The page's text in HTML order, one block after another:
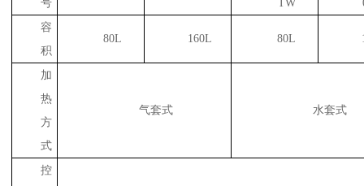
容
积
80L 160L 80L
加
热
方
式
气套式 水套式
控